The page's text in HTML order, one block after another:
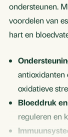
ondersteunen.
voordelen van
hart en
antioxidanten
oxidatieve
Bloeddruk
reguleren en